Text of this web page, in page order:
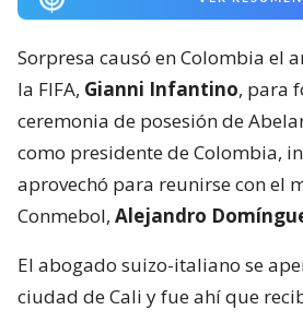
Sorpresa causó en Colombia el
la FIFA, Gianni Infantino, para
ceremonia de posesión de
como presidente de Colombia,
aprovechó para reunirse con el
Conmebol, Alejandro
El abogado suizo-italiano se
ciudad de Cali y fue ahí que